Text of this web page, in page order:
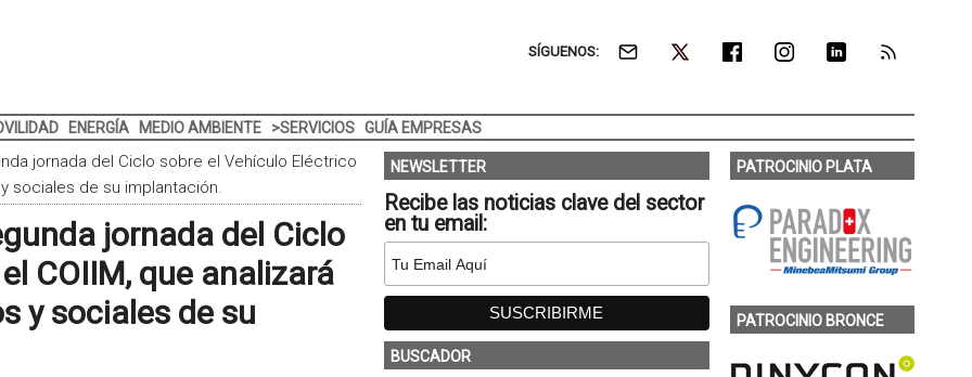
SÍGUENOS:
ENERGÍA MEDIO AMBIENTE >SERVICIOS GUÍA EMPRESAS
jornada del Ciclo sobre el Vehículo Eléctrico
sociales de su implantación.
jornada del Ciclo
COIIM, que analizará
y sociales de su
NEWSLETTER
Recibe las noticias clave del sector
en tu email:
BUSCADOR
PATROCINIO PLATA
PATROCINIO BRONCE